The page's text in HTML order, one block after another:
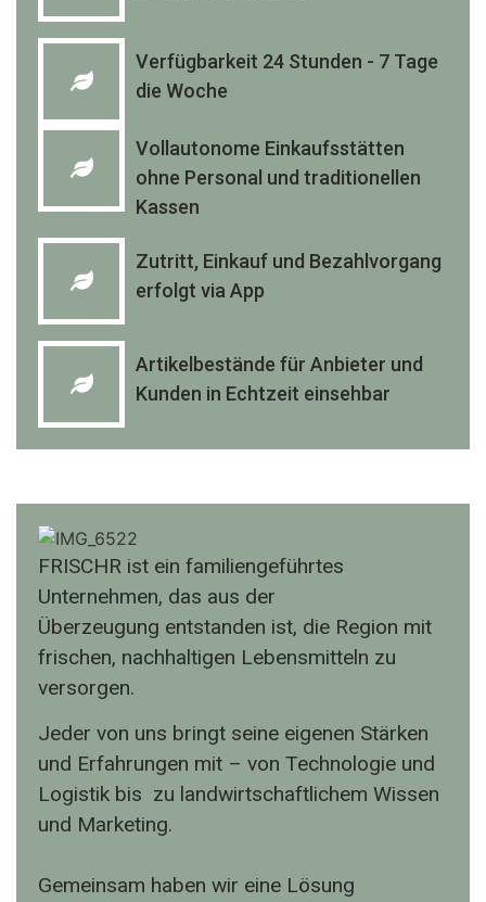
Verfügbarkeit 24 Stunden - 7 Tage
die Woche
Vollautonome Einkaufsstätten
ohne Personal und traditionellen
Kassen
Zutritt, Einkauf und Bezahlvorgang
erfolgt via App
Artikelbestände für Anbieter und
Kunden in Echtzeit einsehbar
FRISCHR ist ein familiengeführtes
Unternehmen, das aus der
Überzeugung entstanden ist, die Region mit
frischen, nachhaltigen Lebensmitteln zu
versorgen.
Jeder von uns bringt seine eigenen Stärken
und Erfahrungen mit – von Technologie und
Logistik bis zu landwirtschaftlichem Wissen
und Marketing.
Gemeinsam haben wir eine Lösung